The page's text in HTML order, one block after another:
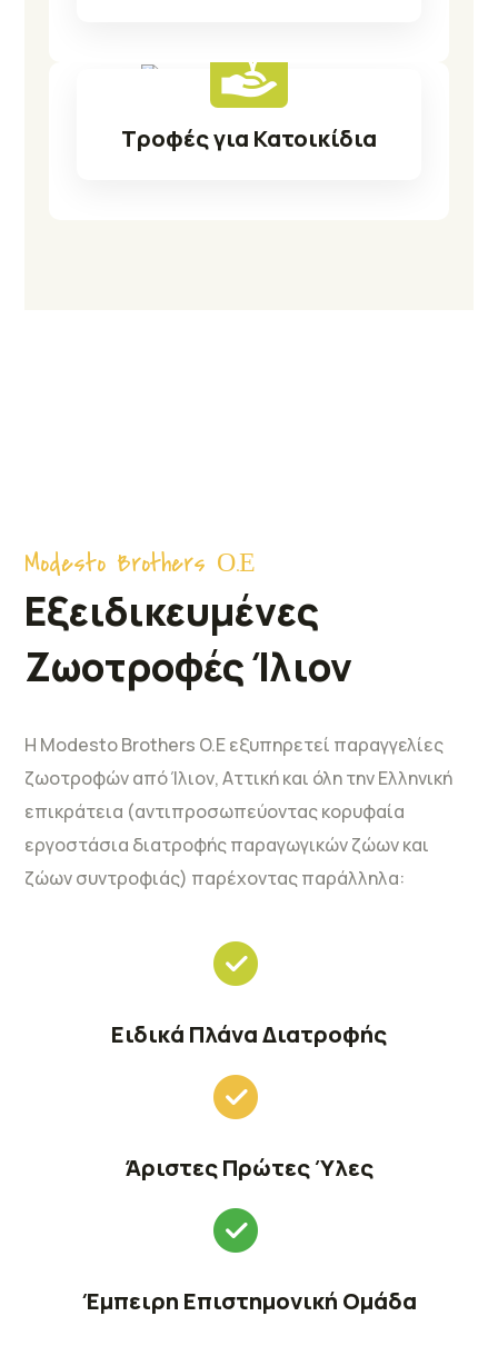
Δείτε Προϊόντα
Τροφές για Κατοικίδια
Modesto Brothers Ο.Ε
Εξειδικευμένες
Ζωοτροφές Ίλιον
Η Modesto Brothers O.E εξυπηρετεί παραγγελίες
ζωοτροφών από Ίλιον, Αττική και όλη την Ελληνική
επικράτεια (αντιπροσωπεύοντας κορυφαία
εργοστάσια διατροφής παραγωγικών ζώων και
ζώων συντροφιάς) παρέχοντας παράλληλα:
Ειδικά Πλάνα Διατροφής
Άριστες Πρώτες Ύλες
Έμπειρη Επιστημονική Ομάδα